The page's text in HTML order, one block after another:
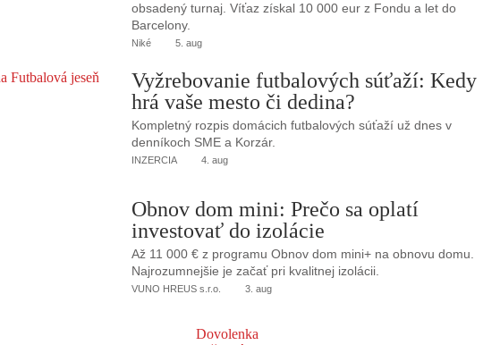
obsadený turnaj. Víťaz získal 10 000 eur z Fondu a let do
Barcelony.
Niké 5. aug
Vyžrebovanie futbalových súťaží: Kedy
hrá vaše mesto či dedina?
Kompletný rozpis domácich futbalových súťaží už dnes v
denníkoch SME a Korzár.
INZERCIA 4. aug
Obnov dom mini: Prečo sa oplatí
investovať do izolácie
Až 11 000 € z programu Obnov dom mini+ na obnovu domu.
Najrozumnejšie je začať pri kvalitnej izolácii.
VUNO HREUS s.r.o. 3. aug
Dovolenka